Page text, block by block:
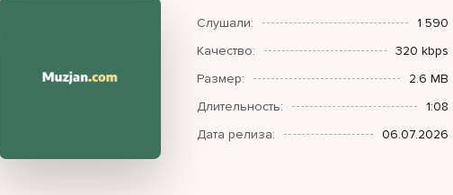
Слушали:
1 590
Качество:
320 kbps
Размер:
2.6 MB
Длительность:
1:08
Дата релиза:
06.07.2026